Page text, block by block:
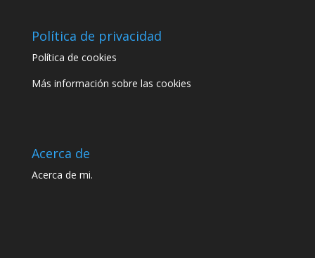
Política de privacidad
Política de cookies
Más información sobre las cookies
Acerca de
Acerca de mi.